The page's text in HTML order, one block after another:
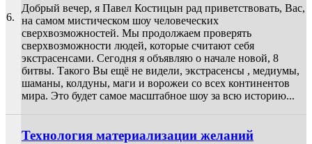
6.
Добрый вечер, я Павел Костицын рад приветствовать, Вас,
на самом мистическом шоу человеческих
сверхвозможностей. Мы продолжаем проверять
сверхвозможности людей, которые считают себя
экстрасенсами. Сегодня я объявляю о начале новой, 8
битвы. Такого Вы ещё не видели, экстрасенсы , медиумы,
шаманы, колдуны, маги и ворожеи со всех континентов
мира. Это будет самое масштабное шоу за всю историю...
Технология материализации желаний